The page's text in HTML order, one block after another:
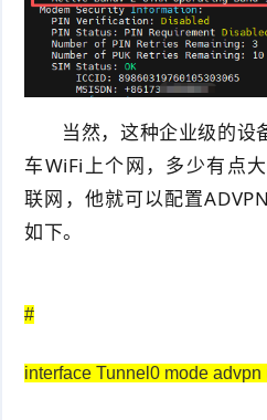
当然，这种企业级的设
车WiFi上个网，多少有点
联网，他就可以配置
如下。
#
interface Tunnel0 mode advpn